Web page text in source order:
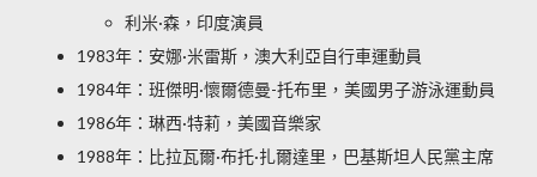
利米·森，印度演員
1983年：安娜·米雷斯，澳大利亞自行車運動員
1984年：班傑明·懷爾德曼-托布里，美國男子游泳運動員
1986年：琳西·特莉，美國音樂家
1988年：比拉瓦爾·布托·扎爾達里，巴基斯坦人民黨主席